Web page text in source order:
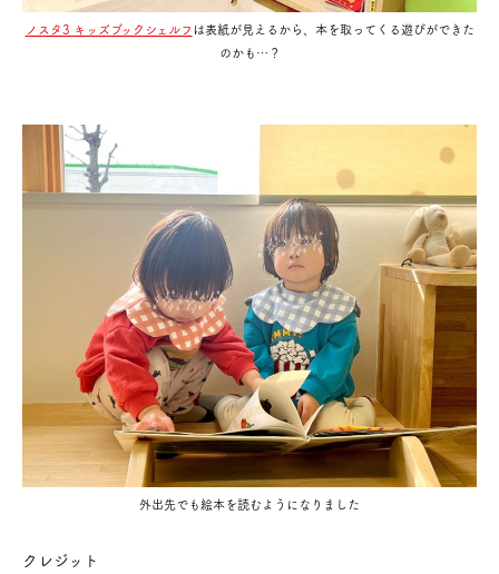
ノスタ3 キッズブックシェルフは表紙が見えるから、本を取ってくる遊びができた
のかも…？
外出先でも絵本を読むようになりました
クレジット